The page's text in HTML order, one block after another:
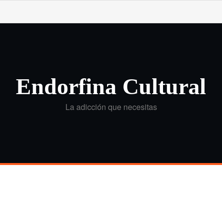
Endorfina Cultural
La adicción que necesitas